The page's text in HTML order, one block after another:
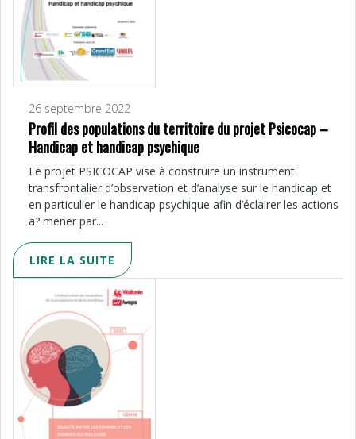
26 septembre 2022
Profil des populations du territoire du projet Psicocap –
Handicap et handicap psychique
Le projet PSICOCAP vise à construire un instrument
transfrontalier d’observation et d’analyse sur le handicap et
en particulier le handicap psychique afin d’éclairer les actions
a? mener par...
LIRE LA SUITE